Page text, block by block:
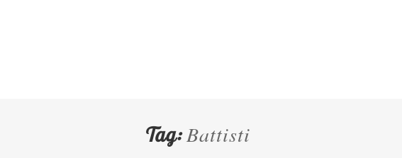
Tag:Battisti